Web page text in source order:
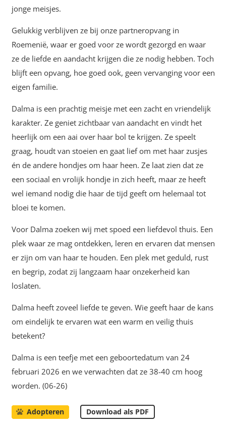
jonge meisjes.
Gelukkig verblijven ze bij onze partneropvang in
Roemenië, waar er goed voor ze wordt gezorgd en waar
ze de liefde en aandacht krijgen die ze nodig hebben. Toch
blijft een opvang, hoe goed ook, geen vervanging voor een
eigen familie.
Dalma is een prachtig meisje met een zacht en vriendelijk
karakter. Ze geniet zichtbaar van aandacht en vindt het
heerlijk om een aai over haar bol te krijgen. Ze speelt
graag, houdt van stoeien en gaat lief om met haar zusjes
én de andere hondjes om haar heen. Ze laat zien dat ze
een sociaal en vrolijk hondje in zich heeft, maar ze heeft
wel iemand nodig die haar de tijd geeft om helemaal tot
bloei te komen.
Voor Dalma zoeken wij met spoed een liefdevol thuis. Een
plek waar ze mag ontdekken, leren en ervaren dat mensen
er zijn om van haar te houden. Een plek met geduld, rust
en begrip, zodat zij langzaam haar onzekerheid kan
loslaten.
Dalma heeft zoveel liefde te geven. Wie geeft haar de kans
om eindelijk te ervaren wat een warm en veilig thuis
betekent?
Dalma is een teefje met een geboortedatum van 24
februari 2026 en we verwachten dat ze 38-40 cm hoog
worden. (06-26)
Adopteren Download als PDF